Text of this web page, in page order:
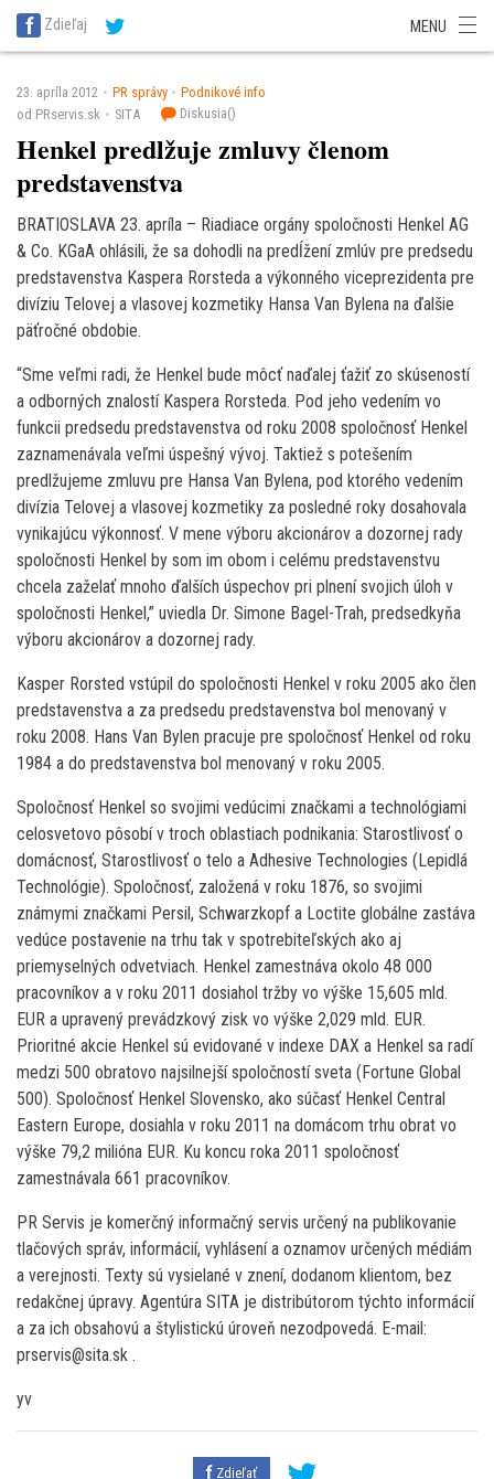
SITA Energetika
SITA Potravinárstvo
Zdieľaj MENU
23. apríla 2012 PR správy
Podnikové info
od PRservis.sk
SITA Diskusia()
Henkel predlžuje zmluvy členom
predstavenstva
BRATIOSLAVA 23. apríla – Riadiace orgány spoločnosti Henkel AG
& Co. KGaA ohlásili, že sa dohodli na predĺžení zmlúv pre predsedu
predstavenstva Kaspera Rorsteda a výkonného viceprezidenta pre
divíziu Telovej a vlasovej kozmetiky Hansa Van Bylena na ďalšie
päťročné obdobie.
“Sme veľmi radi, že Henkel bude môcť naďalej ťažiť zo skúseností
a odborných znalostí Kaspera Rorsteda. Pod jeho vedením vo
funkcii predsedu predstavenstva od roku 2008 spoločnosť Henkel
zaznamenávala veľmi úspešný vývoj. Taktiež s potešením
predlžujeme zmluvu pre Hansa Van Bylena, pod ktorého vedením
divízia Telovej a vlasovej kozmetiky za posledné roky dosahovala
vynikajúcu výkonnosť. V mene výboru akcionárov a dozornej rady
spoločnosti Henkel by som im obom i celému predstavenstvu
chcela zaželať mnoho ďalších úspechov pri plnení svojich úloh v
spoločnosti Henkel,” uviedla Dr. Simone Bagel-Trah, predsedkyňa
výboru akcionárov a dozornej rady.
Kasper Rorsted vstúpil do spoločnosti Henkel v roku 2005 ako člen
predstavenstva a za predsedu predstavenstva bol menovaný v
roku 2008. Hans Van Bylen pracuje pre spoločnosť Henkel od roku
1984 a do predstavenstva bol menovaný v roku 2005.
Spoločnosť Henkel so svojimi vedúcimi značkami a technológiami
celosvetovo pôsobí v troch oblastiach podnikania: Starostlivosť o
domácnosť, Starostlivosť o telo a Adhesive Technologies (Lepidlá
Technológie). Spoločnosť, založená v roku 1876, so svojimi
známymi značkami Persil, Schwarzkopf a Loctite globálne zastáva
vedúce postavenie na trhu tak v spotrebiteľských ako aj
priemyselných odvetviach. Henkel zamestnáva okolo 48 000
pracovníkov a v roku 2011 dosiahol tržby vo výške 15,605 mld.
EUR a upravený prevádzkový zisk vo výške 2,029 mld. EUR.
Prioritné akcie Henkel sú evidované v indexe DAX a Henkel sa radí
medzi 500 obratovo najsilnejší spoločností sveta (Fortune Global
500). Spoločnosť Henkel Slovensko, ako súčasť Henkel Central
Eastern Europe, dosiahla v roku 2011 na domácom trhu obrat vo
výške 79,2 milióna EUR. Ku koncu roka 2011 spoločnosť
zamestnávala 661 pracovníkov.
PR Servis je komerčný informačný servis určený na publikovanie
tlačových správ, informácií, vyhlásení a oznamov určených médiám
a verejnosti. Texty sú vysielané v znení, dodanom klientom, bez
redakčnej úpravy. Agentúra SITA je distribútorom týchto informácií
a za ich obsahovú a štylistickú úroveň nezodpovedá. E-mail:
prservis@sita.sk .
yv
Zdieľať